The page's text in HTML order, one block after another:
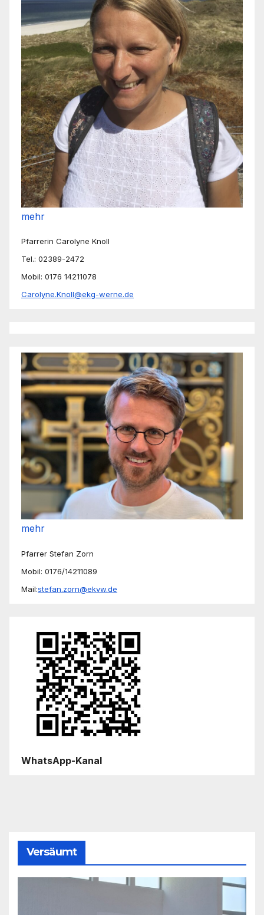
mehr
Pfarrerin Carolyne Knoll
Tel.: 02389-2472
Mobil: 0176 14211078
Carolyne.Knoll@ekg-werne.de
mehr
Pfarrer Stefan Zorn
Mobil: 0176/14211089
Mail:stefan.zorn@ekvw.de
WhatsApp-Kanal
Versäumt